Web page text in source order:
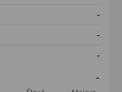
-
-
-
-